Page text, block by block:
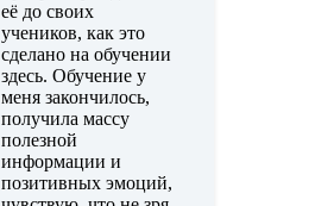
её до своих
учеников, как это
сделано на обучении
здесь. Обучение у
меня закончилось,
получила массу
полезной
информации и
позитивных эмоций,